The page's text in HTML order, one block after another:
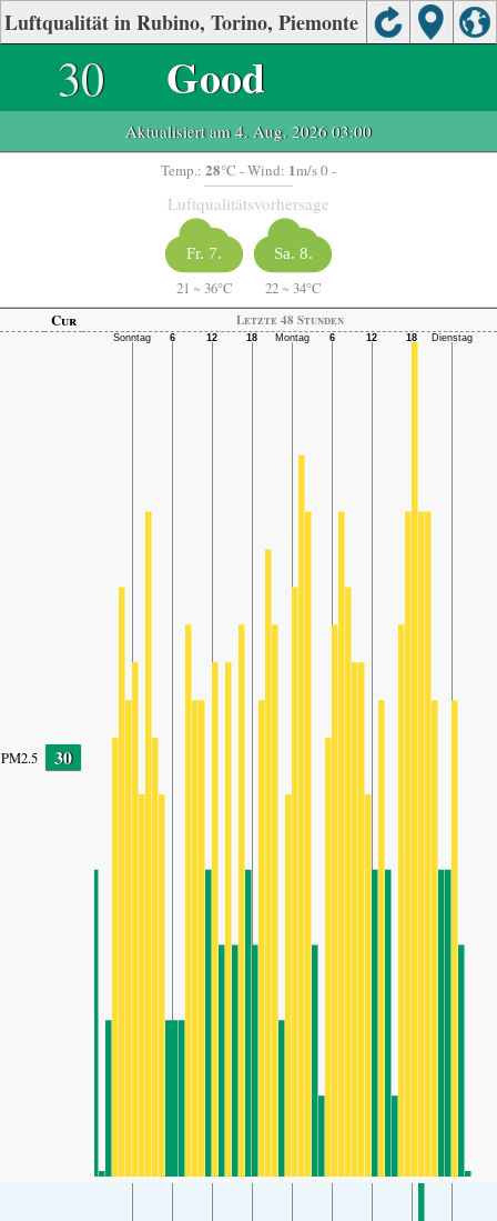
Luftqualität in Rubino, Torino, Piemonte
30 Good
Aktualisiert am 4. Aug. 2026 03:00
Temp.: 28°C - Wind: 1m/s 0 -
Luftqualitätsvorhersage
Fr. 7.
21 ~ 36°C
Sa. 8.
22 ~ 34°C
Cur
Letzte 48 Stunden
PM2.5 30